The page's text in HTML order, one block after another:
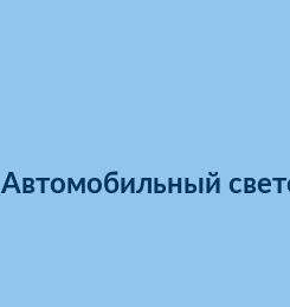
Автомобильный